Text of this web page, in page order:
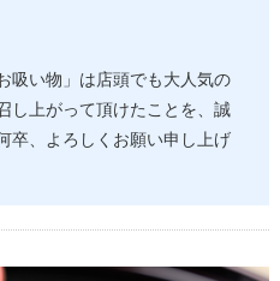
吸い物」は店頭でも大人気の
し上がって頂けたことを、誠
卒、よろしくお願い申し上げ